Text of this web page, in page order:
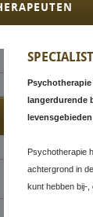
langerdurende
Psychotherapie
achtergrond in
kunt hebben bij-,